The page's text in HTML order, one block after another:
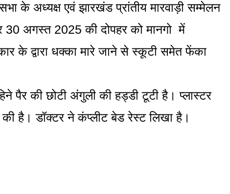
के अध्यक्ष एवं झारखंड प्रांतीय मारवाड़ी सम्मेलन
30 अगस्त 2025 की दोपहर को मानगो में
के द्वारा धक्का मारे जाने से स्कूटी समेत फेंका
पैर की छोटी अंगुली की हड्डी टूटी है। प्लास्टर
है। डॉक्टर ने कंप्लीट बेड रेस्ट लिखा है।